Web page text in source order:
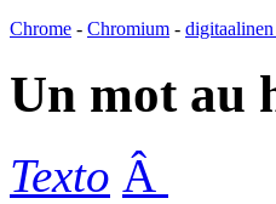
Chrome - Chromium -
Un mot au
Texto Â